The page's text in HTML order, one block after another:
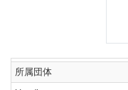
所属団体